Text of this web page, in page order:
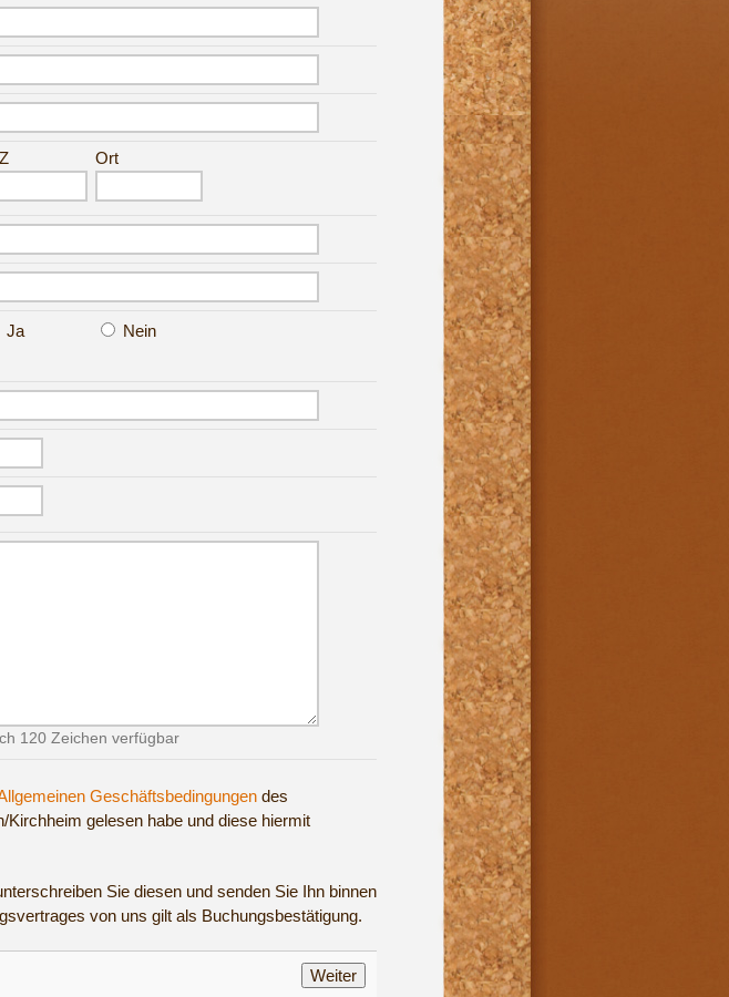
Ort
Ja Nein
120 Zeichen verfügbar
Geschäftsbedingungen des
gelesen habe und diese hiermit
Sie diesen und senden Sie Ihn binnen
von uns gilt als Buchungsbestätigung.